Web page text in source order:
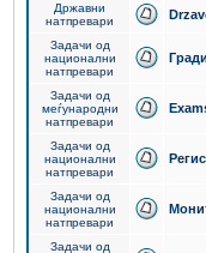
Државни
натпревари
Задачи од
национални
натпревари
Задачи од
меѓународни
натпревари
Задачи од
национални
натпревари
Задачи од
национални
натпревари
Задачи од